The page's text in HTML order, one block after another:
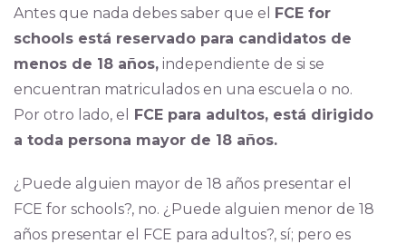
Antes que nada debes saber que el FCE for
schools está reservado para candidatos de
menos de 18 años,independiente de si se
encuentran matriculados en una escuela o no.
Por otro lado, el
FCE para adultos, está dirigido
a toda persona mayor de 18 años.
¿Puede alguien mayor de 18 años presentar el
FCE for schools?, no. ¿Puede alguien menor de 18
años presentar el FCE para adultos?, sí; pero es